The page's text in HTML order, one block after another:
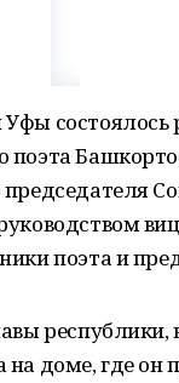
состоялось
поэта
поэта и
на доме, где он